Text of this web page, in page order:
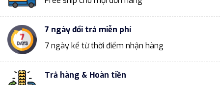
7 ngày đổi trả miễn phí
7 ngày kể từ thời điểm nhận hàng
Trả hàng & Hoàn tiền